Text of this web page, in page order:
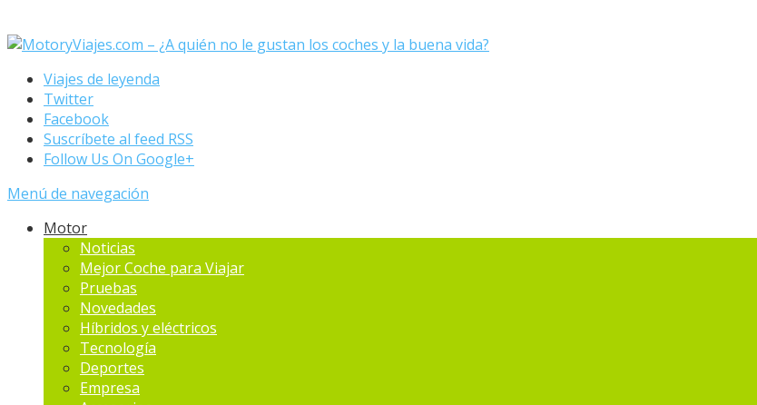
Viajes de leyenda
Twitter
Facebook
Suscríbete al feed RSS
Follow Us On Google+
Menú de navegación
Motor
Noticias
Mejor Coche para Viajar
Pruebas
Novedades
Hí­bridos y eléctricos
Tecnología
Deportes
Empresa